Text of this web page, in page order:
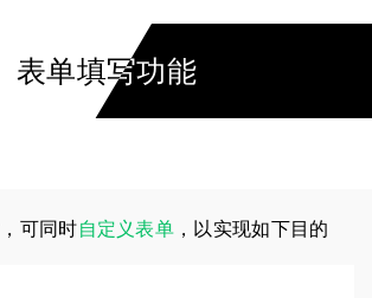
表单填写功能
可同时自定义表单 ，以实现如下目的